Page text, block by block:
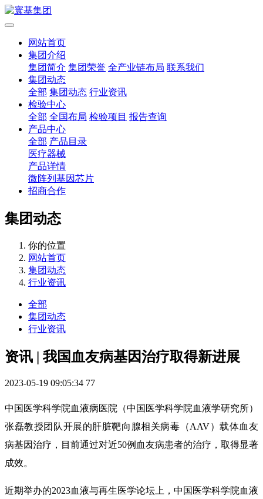
网站首页
集团介绍
集团简介 集团荣誉 全产业链布局 联系我们
集团动态
全部 集团动态 行业资讯
检验中心
全部 全国布局 检验项目 报告查询
产品中心
全部 产品目录
医疗器械
产品详情
微阵列基因芯片
招商合作
集团动态
你的位置
网站首页
集团动态
行业资讯
全部
集团动态
行业资讯
资讯 | 我国血友病基因治疗取得新进展
2023-05-19 09:05:34 77
中国医学科学院血液病医院（中国医学科学院血液学研究所）
张磊教授团队开展的肝脏靶向腺相关病毒（AAV）载体血友
病基因治疗，目前通过对近50例血友病患者的治疗，取得显著
成效。
近期举办的2023血液与再生医学论坛上，中国医学科学院血液